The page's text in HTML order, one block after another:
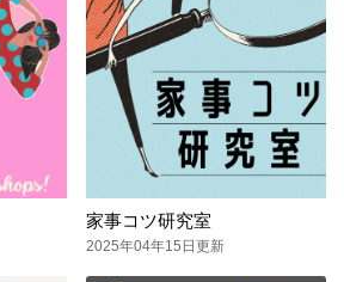
家事コツ研究室
2025年04年15日更新